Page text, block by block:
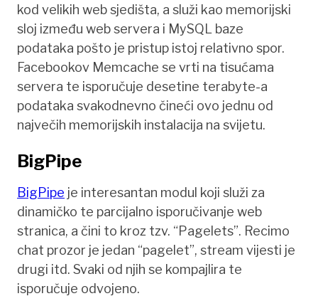
kod velikih web sjedišta, a služi kao memorijski
sloj između web servera i MySQL baze
podataka pošto je pristup istoj relativno spor.
Facebookov Memcache se vrti na tisućama
servera te isporučuje desetine terabyte-a
podataka svakodnevno čineći ovo jednu od
največih memorijskih instalacija na svijetu.
BigPipe
BigPipe je interesantan modul koji služi za
dinamičko te parcijalno isporučivanje web
stranica, a čini to kroz tzv. “Pagelets”. Recimo
chat prozor je jedan “pagelet”, stream vijesti je
drugi itd. Svaki od njih se kompajlira te
isporučuje odvojeno.